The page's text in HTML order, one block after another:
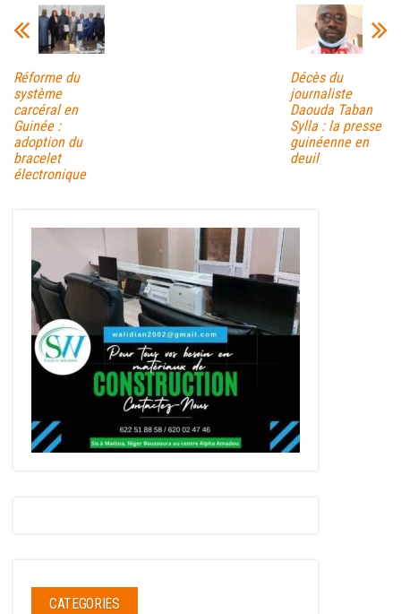
Réforme du
système
carcéral en
Guinée :
adoption du
bracelet
électronique
Décès du
journaliste
Daouda Taban
Sylla : la presse
guinéenne en
deuil
CATEGORIES